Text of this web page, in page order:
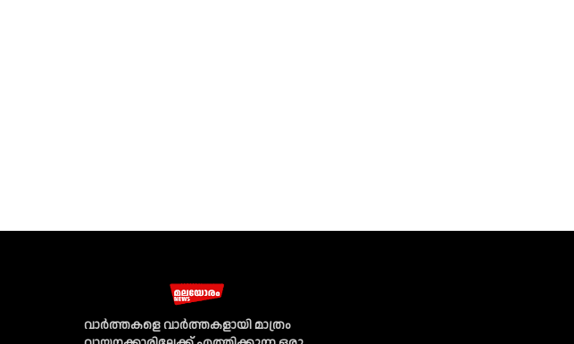
വാര്‍ത്തകളെ വാര്‍ത്തകളായി മാത്രം